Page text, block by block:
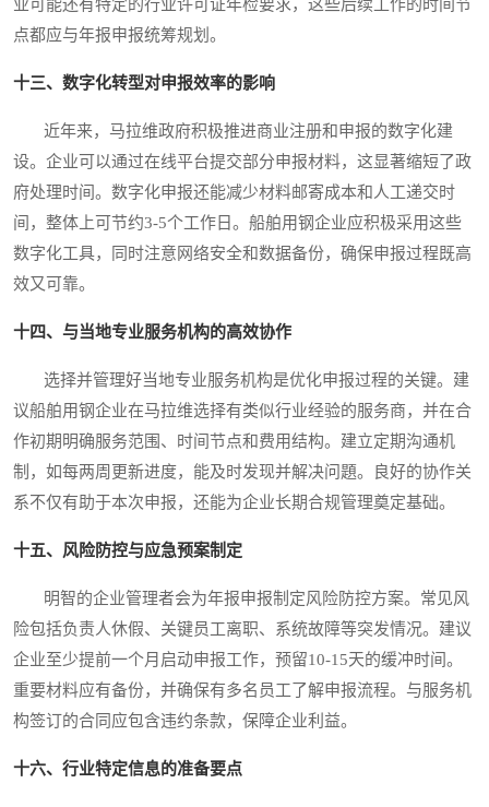
业可能还有特定的行业许可证年检要求，这些后续工作的时间节
点都应与年报申报统筹规划。
十三、数字化转型对申报效率的影响
近年来，马拉维政府积极推进商业注册和申报的数字化建
设。企业可以通过在线平台提交部分申报材料，这显著缩短了政
府处理时间。数字化申报还能减少材料邮寄成本和人工递交时
间，整体上可节约3-5个工作日。船舶用钢企业应积极采用这些
数字化工具，同时注意网络安全和数据备份，确保申报过程既高
效又可靠。
十四、与当地专业服务机构的高效协作
选择并管理好当地专业服务机构是优化申报过程的关键。建
议船舶用钢企业在马拉维选择有类似行业经验的服务商，并在合
作初期明确服务范围、时间节点和费用结构。建立定期沟通机
制，如每两周更新进度，能及时发现并解决问題。良好的协作关
系不仅有助于本次申报，还能为企业长期合规管理奠定基础。
十五、风险防控与应急预案制定
明智的企业管理者会为年报申报制定风险防控方案。常见风
险包括负责人休假、关键员工离职、系统故障等突发情况。建议
企业至少提前一个月启动申报工作，预留10-15天的缓冲时间。
重要材料应有备份，并确保有多名员工了解申报流程。与服务机
构签订的合同应包含违约条款，保障企业利益。
十六、行业特定信息的准备要点